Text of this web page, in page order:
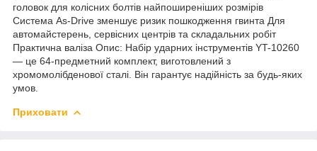
головок для колісних болтів найпоширеніших розмірів
Система As-Drive зменшує ризик пошкодження гвинта Для
автомайстерень, сервісних центрів та складальних робіт
Практична валіза Опис: Набір ударних інструментів YT-10260
— це 64-предметний комплект, виготовлений з
хромомолібденової сталі. Він гарантує надійність за будь-яких
умов.
Приховати